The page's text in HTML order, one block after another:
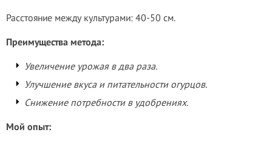
Расстояние между культурами: 40-50 см.
Преимущества метода:
Увеличение урожая в два раза.
Улучшение вкуса и питательности огурцов.
Снижение потребности в удобрениях.
Мой опыт: